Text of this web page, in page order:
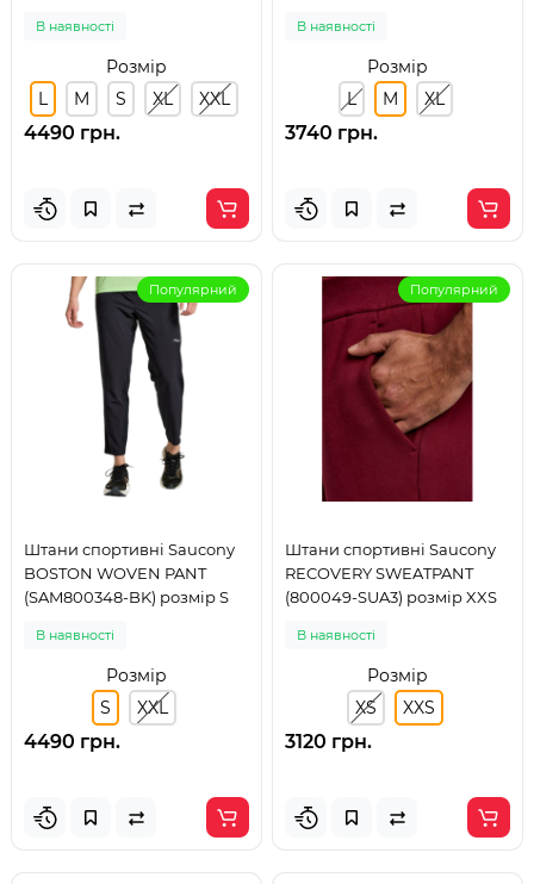
В наявності
Розмір
L
M S XL XXL
4490 грн.
В наявності
Розмір
L
M XL
3740 грн.
Популярний
Штани спортивні Saucony
BOSTON WOVEN PANT
(SAM800348-BK) розмір S
В наявності
Розмір
S
XXL
4490 грн.
Популярний
Штани спортивні Saucony
RECOVERY SWEATPANT
(800049-SUA3) розмір XXS
В наявності
Розмір
XS
XXS
3120 грн.